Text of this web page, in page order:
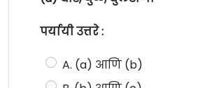
पर्यायी उत्तरे :
A. (a) आणि (b)